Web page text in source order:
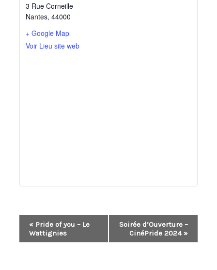
3 Rue Corneille
Nantes, 44000
+ Google Map
Voir Lieu site web
Navigation
Évènement
« Pride of you – Le
Wattignies
Soirée d’Ouverture –
CinéPride 2024 »